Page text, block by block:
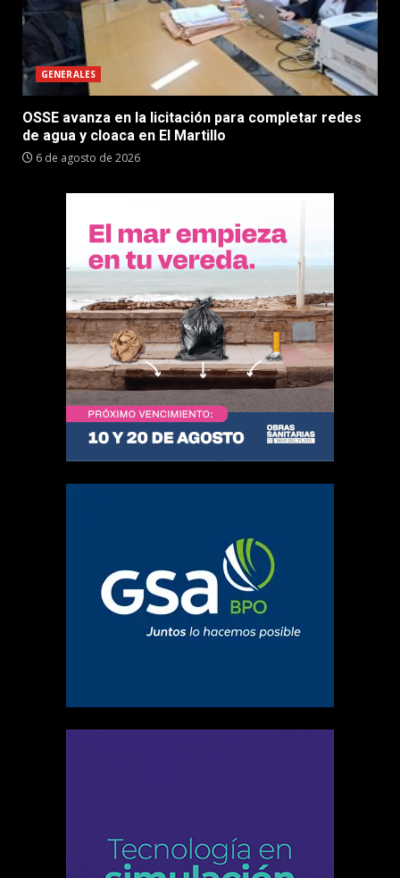
GENERALES
OSSE avanza en la licitación para completar redes
de agua y cloaca en El Martillo
6 de agosto de 2026